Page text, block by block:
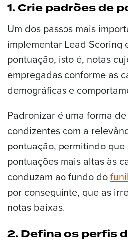
1. Crie padrões de
Um dos passos mais
implementar Lead Scoring
pontuação, isto é, notas
empregadas conforme as
demográficas e
Padronizar é uma forma
condizentes com a
pontuação, permitindo
pontuações mais altas às
conduzam ao fundo do
por conseguinte, que as
notas baixas.
2. Defina os perfis